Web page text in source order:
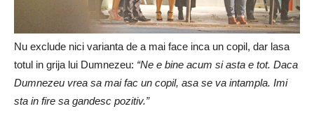
Nu exclude nici varianta de a mai face inca un copil, dar lasa
totul in grija lui Dumnezeu: “Ne e bine acum si asta e tot. Daca
Dumnezeu vrea sa mai fac un copil, asa se va intampla. Imi
sta in fire sa gandesc pozitiv.”